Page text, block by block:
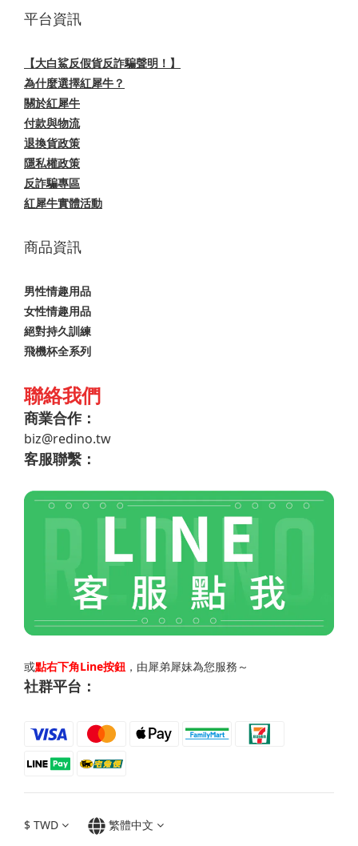
平台資訊
【大白鯊反假貨反詐騙聲明！】
為什麼選擇紅犀牛？
關於紅犀牛
付款與物流
退換貨政策
隱私權政策
反詐騙專區
紅犀牛實體活動
商品資訊
男性情趣用品
女性情趣用品
絕對持久訓練
飛機杯全系列
聯絡我們
商業合作：
biz@redino.tw
客服聯繫：
或點右下角Line按鈕 ，由犀弟犀妹為您服務～
社群平台：
$ TWD 繁體中文